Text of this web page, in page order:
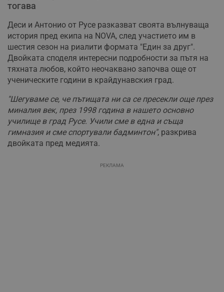
тогава
Деси и Антонио от Русе разказват своята вълнуваща
история пред екипа на NOVA, след участието им в
шестия сезон на риалити формата "Един за друг".
Двойката споделя интересни подробности за пътя на
тяхната любов, който неочаквано започва още от
ученическите години в крайдунавския град.
"Шегуваме се, че пътищата ни са се пресекли още през
миналия век, през 1998 година в нашето основно
училище в град Русе. Учили сме в една и съща
гимназия и сме спортували бадминтон", разкрива
двойката пред медията.
РЕКЛАМА